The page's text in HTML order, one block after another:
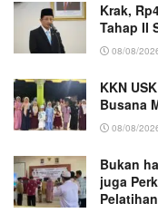
Krak,
Tahap II
08/08/
KKN
Busana
08/08/
Bukan
juga